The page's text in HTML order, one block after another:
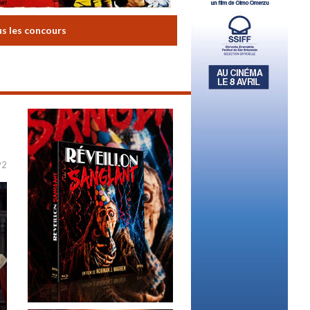
les concours